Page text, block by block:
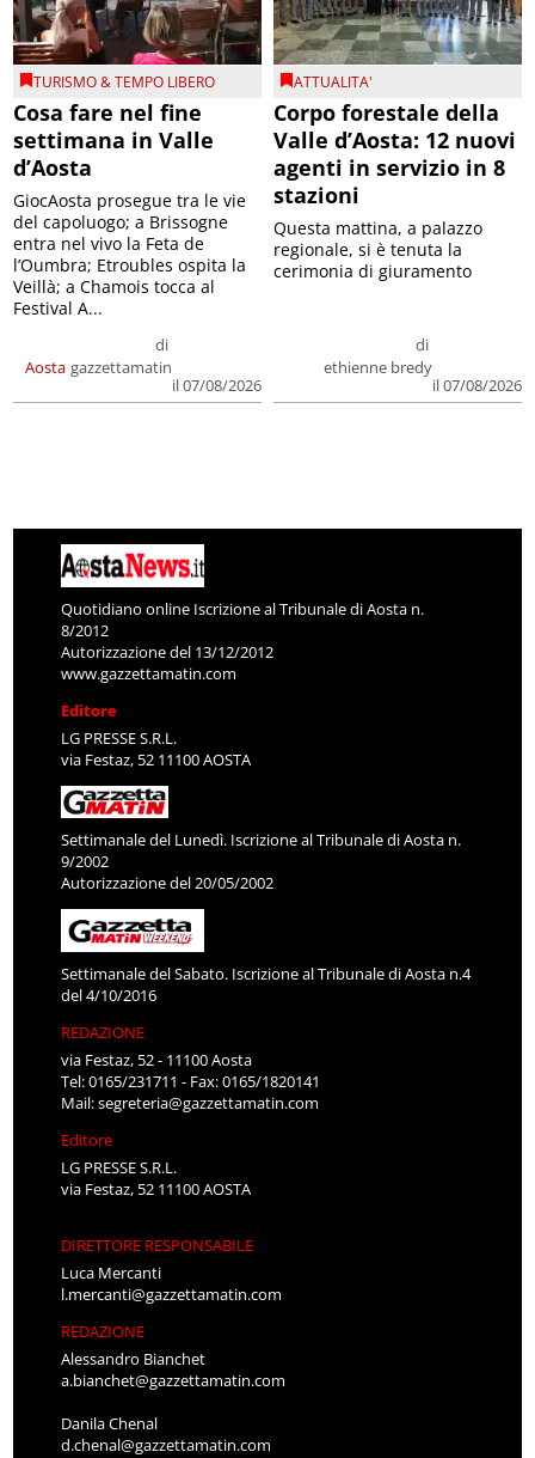
TURISMO & TEMPO LIBERO
Cosa fare nel fine
settimana in Valle
d’Aosta
Aosta
di
gazzettamatin
il 07/08/2026
GiocAosta prosegue tra le vie
del capoluogo; a Brissogne
entra nel vivo la Feta de
l’Oumbra; Etroubles ospita la
Veillà; a Chamois tocca al
Festival A...
ATTUALITA'
Corpo forestale della
Valle d’Aosta: 12 nuovi
agenti in servizio in 8
stazioni
di
ethienne bredy
il 07/08/2026
Questa mattina, a palazzo
regionale, si è tenuta la
cerimonia di giuramento
Quotidiano online Iscrizione al Tribunale di Aosta n.
8/2012
Autorizzazione del 13/12/2012
www.gazzettamatin.com
Editore
LG PRESSE S.R.L.
via Festaz, 52 11100 AOSTA
Settimanale del Lunedì. Iscrizione al Tribunale di Aosta n.
9/2002
Autorizzazione del 20/05/2002
Settimanale del Sabato. Iscrizione al Tribunale di Aosta n.4
del 4/10/2016
REDAZIONE
via Festaz, 52 - 11100 Aosta
Tel: 0165/231711 - Fax: 0165/1820141
Mail:segreteria@gazzettamatin.com
Editore
LG PRESSE S.R.L.
via Festaz, 52 11100 AOSTA
DIRETTORE RESPONSABILE
Luca Mercanti
l.mercanti@gazzettamatin.com
REDAZIONE
Alessandro Bianchet
a.bianchet@gazzettamatin.com
Danila Chenal
d.chenal@gazzettamatin.com